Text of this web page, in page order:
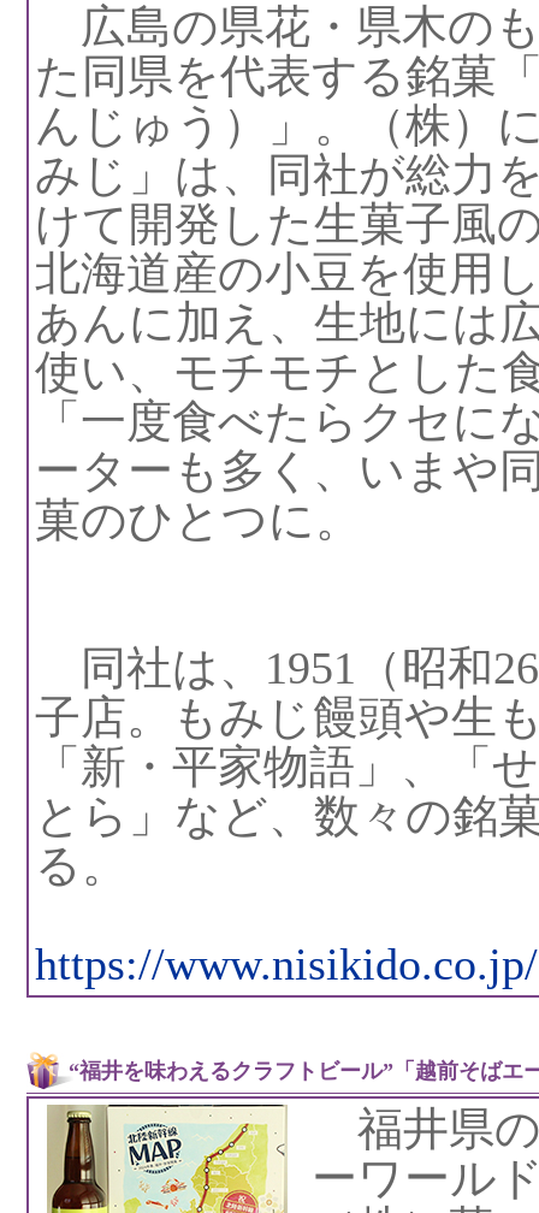
広島の県花・県木の
た同県を代表する銘菓
んじゅう）」。（株）
みじ」は、同社が総力
けて開発した生菓子風
北海道産の小豆を使用
あんに加え、生地には
使い、モチモチとした
「一度食べたらクセに
ーターも多く、いまや
菓のひとつに。
同社は、1951（昭和
子店。もみじ饅頭や生
「新・平家物語」、「
とら」など、数々の銘
る。
https://www.nisikido.co.jp/
“福井を味わえるクラフトビール”「越前そばエ
福井県
ーワール